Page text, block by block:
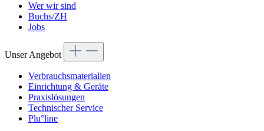
Wer wir sind
Buchs/ZH
Jobs
Unser Angebot
Verbrauchsmaterialien
Einrichtung & Geräte
Praxislösungen
Technischer Service
Plu°line